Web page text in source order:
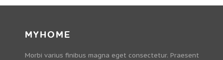
MYHOME
Morbi varius finibus magna eget consectetur. Praesent